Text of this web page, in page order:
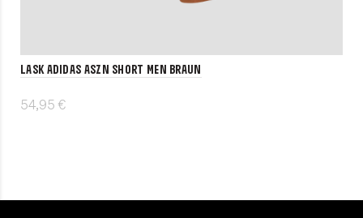
LASK adidas ASZN Short Men braun
54,95 €